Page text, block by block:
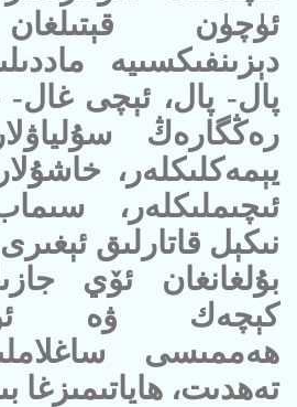
ئۈچۈن
دېزىنفىكسىيە
پال- پال، ئېچى
رەڭگارەڭ
يېمەكلىكلەر،
ئىچىملىكلەر،
نىكېل قاتارلىق ئېغىرى
بۇلغانغان ئۆي
كېچەك ۋە
ھەممىسى
تەھدىت، ھاياتىمىزغا